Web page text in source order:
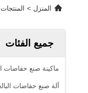
المنزل > المنتجات
جميع الفئات
ماكينة صنع حفاضات
آلة صنع حفاضات